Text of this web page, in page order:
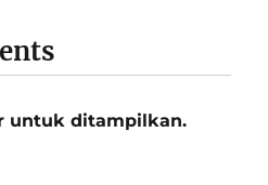
untuk ditampilkan.